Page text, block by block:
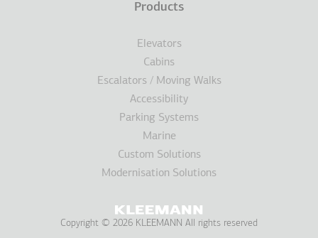
Products
Elevators
Cabins
Escalators / Moving Walks
Accessibility
Parking Systems
Marine
Custom Solutions
Modernisation Solutions
Copyright © 2026 KLEEMANN All rights reserved